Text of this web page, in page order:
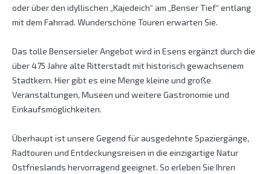
oder über den idyllischen „Kajedeich“ am „Benser Tief“ entlang
mit dem Fahrrad. Wunderschöne Touren erwarten Sie.
Das tolle Bensersieler Angebot wird in Esens ergänzt durch die
über 475 Jahre alte Ritterstadt mit historisch gewachsenem
Stadtkern. Hier gibt es eine Menge kleine und große
Veranstaltungen, Museen und weitere Gastronomie und
Einkaufsmöglichkeiten.
Überhaupt ist unsere Gegend für ausgedehnte Spaziergänge,
Radtouren und Entdeckungsreisen in die einzigartige Natur
Ostfrieslands hervorragend geeignet. So erleben Sie Ihren